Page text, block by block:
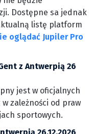
Dostępne sa jednak
listę platform
oglądać Jupiler Pro
z Antwerpią 26
jest w oficjalnych
w zależności od praw
sportowych.